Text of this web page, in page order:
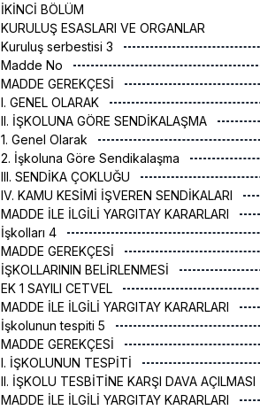
İKİNCİ BÖLÜM
KURULUŞ ESASLARI VE ORGANLAR
Kuruluş serbestisi 3
Madde No
MADDE GEREKÇESİ
I. GENEL OLARAK
II. İŞKOLUNA GÖRE SENDİKALAŞMA
1. Genel Olarak
2. İşkoluna Göre Sendikalaşma
III. SENDİKA ÇOKLUĞU
IV. KAMU KESİMİ İŞVEREN SENDİKALARI
MADDE İLE İLGİLİ YARGITAY KARARLARI
İşkolları 4
MADDE GEREKÇESİ
İŞKOLLARININ BELİRLENMESİ
EK 1 SAYILI CETVEL
MADDE İLE İLGİLİ YARGITAY KARARLARI
İşkolunun tespiti 5
MADDE GEREKÇESİ
I. İŞKOLUNUN TESPİTİ
II. İŞKOLU TESBİTİNE KARŞI DAVA AÇILMASI
MADDE İLE İLGİLİ YARGITAY KARARLARI